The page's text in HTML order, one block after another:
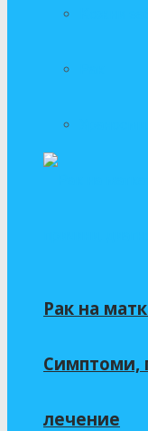
Рак на
Симптоми,
лечение